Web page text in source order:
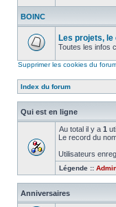
message
lu
BOINC
message
Les projets,
Toutes les infos
Supprimer les cookies du
Index du forum
Qui est en ligne
Au total il y a 1
Le record du
Utilisateurs
Légende ::
Anniversaires